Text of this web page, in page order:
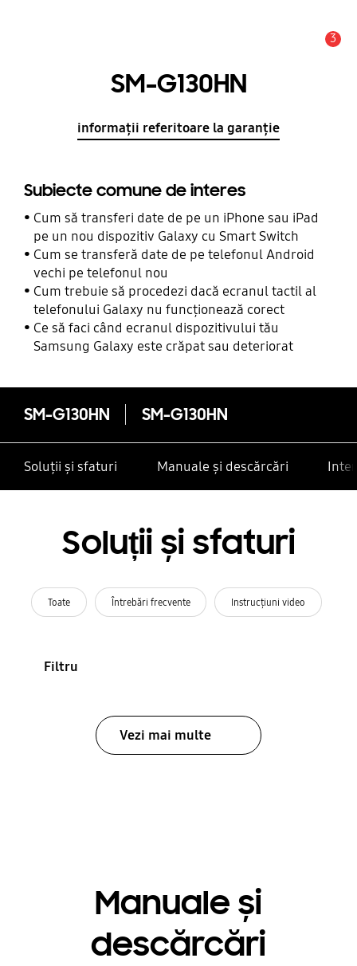
3
SM-G130HN
informații referitoare la garanție
Subiecte comune de interes
Cum să transferi date de pe un iPhone sau iPad
pe un nou dispozitiv Galaxy cu Smart Switch
Cum se transferă date de pe telefonul Android
vechi pe telefonul nou
Cum trebuie să procedezi dacă ecranul tactil al
telefonului Galaxy nu funcționează corect
Ce să faci când ecranul dispozitivului tău
Samsung Galaxy este crăpat sau deteriorat
SM-G130HN SM-G130HN
Soluții și sfaturi Manuale și descărcări
Soluții și sfaturi
Toate Întrebări frecvente Instrucţiuni video
Filtru
Vezi mai multe
Manuale și
descărcări